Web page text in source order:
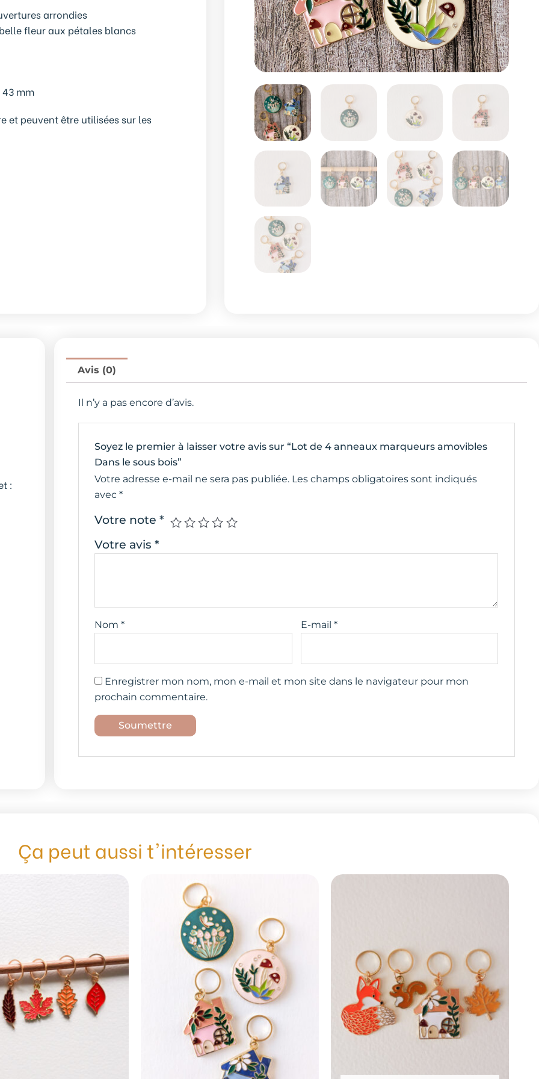
arrondies
fleur aux pétales blancs
mm
et peuvent être utilisées sur les
:
Avis (0)
Il n’y a pas encore d’avis.
Soyez le premier à laisser votre avis sur “Lot de 4 anneaux marqueurs amovibles
Dans le sous bois”
Votre adresse e-mail ne sera pas publiée. Les champs obligatoires sont indiqués
avec*
Votre note*
Votre avis*
Nom* E-mail *
Enregistrer mon nom, mon e-mail et mon site dans le navigateur pour mon
prochain commentaire.
Ça peut aussi t'intéresser